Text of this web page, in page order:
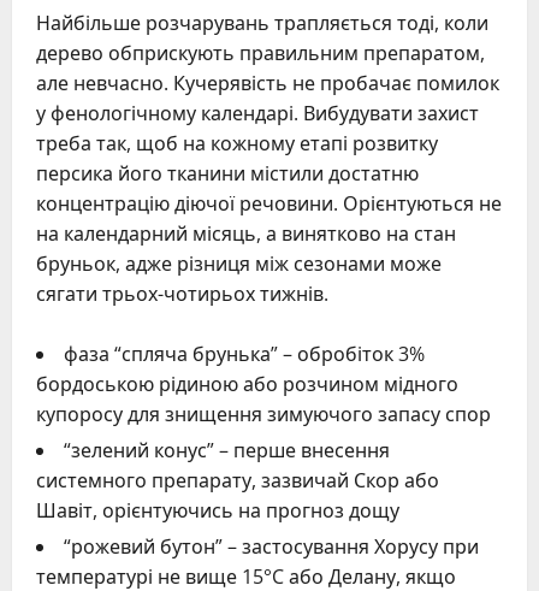
Найбільше розчарувань трапляється тоді, коли
дерево обприскують правильним препаратом,
але невчасно. Кучерявість не пробачає помилок
у фенологічному календарі. Вибудувати захист
треба так, щоб на кожному етапі розвитку
персика його тканини містили достатню
концентрацію діючої речовини. Орієнтуються не
на календарний місяць, а винятково на стан
бруньок, адже різниця між сезонами може
сягати трьох-чотирьох тижнів.
фаза “спляча брунька” – обробіток 3%
бордоською рідиною або розчином мідного
купоросу для знищення зимуючого запасу спор
“зелений конус” – перше внесення
системного препарату, зазвичай Скор або
Шавіт, орієнтуючись на прогноз дощу
“рожевий бутон” – застосування Хорусу при
температурі не вище 15°C або Делану, якщо